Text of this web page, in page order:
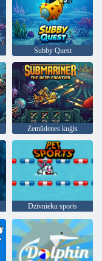
Subby Quest
Zemūdenes kuģis
Dzīvnieku sports